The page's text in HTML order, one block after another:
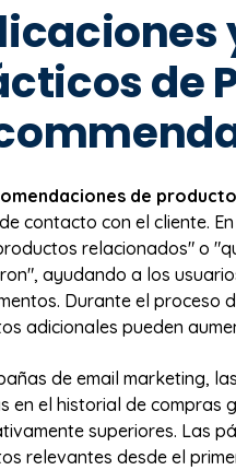
de
de
contacto con el cliente.
relacionados" o
ayudando a los
Durante el proceso
adicionales pueden
de email marketing,
en el historial de compras
superiores. Las
relevantes desde el